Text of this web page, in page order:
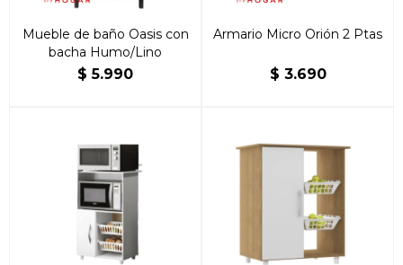
Mueble de baño Oasis con
bacha Humo/Lino
$ 5.990
Armario Micro Orión 2 Ptas
$ 3.690